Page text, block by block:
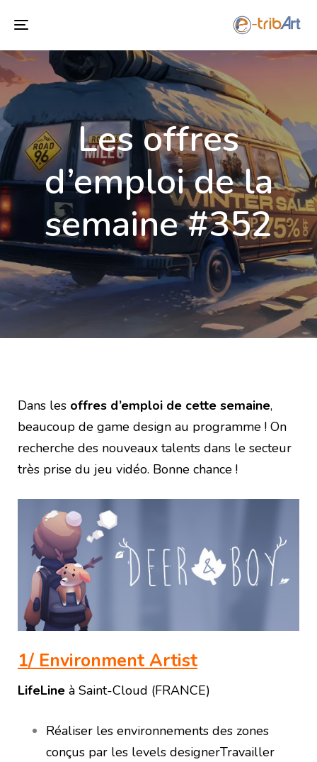
Toggle
navigation
Les offres
d’emploi de la
semaine #352
Dans les offres d’emploi de cette semaine,
beaucoup de game design au programme ! On
recherche des nouveaux talents dans le secteur
très prise du jeu vidéo. Bonne chance !
1/ Environment Artist
LifeLine à Saint-Cloud (FRANCE)
Réaliser les environnements des zones
conçus par les levels designerTravailler